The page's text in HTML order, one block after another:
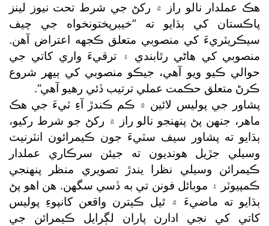
هڪ عملدار نالو راز ۾ رکڻ جي شرط تحت نيوز لينز
پاڪستان کي ٻڌايو ته ”خيبرپختونخواه جي چيف
سيڪريٽريءَ کي منصوبي متعلق ڪجهه اعتراض آهن.
منصوبي کي هاڻي رٿابندي ۽ ترقيءَ واري کاتي جي
حوالي ڪيو ويو آهي، جيڪو منصوبي کي ٻيهر شروع
ڪرڻ متعلق حڪمت عملي ترتيب ڏئي رهيو آهي“.
پشاور جي پوليس لائين ۾ ڪم ڪندڙ آءِ ٽيءَ جي هڪ
ماهر، جنهن پڻ پنهنجو نالو راز ۾ رکڻ جو شرط رکيو،
ٻڌايو ته پشاور سيف سٽيءَ جون ڪيمرائون انٽرنيٽ
وسيلي جڙيل هونديون ته جيئن سرڪاري عملدار
ڪيمرائن وسيلي نظرا يندڙ تصويري منظر پنهنجي
ڪمپيوٽر ۽ موبائل فونن تي به ڏسي سگھن. هن اهو پڻ
ٻڌايو ته ماضيءَ ۾ ٿيل ڪيترن واقعن کانپوءِ پوليس
کاتي کي نجي ادارن پاران لڳرايل ڪيمرائن جي